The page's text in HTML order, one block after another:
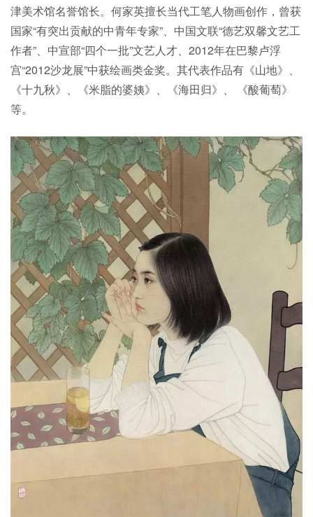
津美术馆名誉馆长。何家英擅长当代工笔人物画创作，曾获
国家“有突出贡献的中青年专家”、中国文联“德艺双馨文艺工
作者”、中宣部“四个一批”文艺人才、2012年在巴黎卢浮
宫“2012沙龙展”中获绘画类金奖。其代表作品有《山地》、
《十九秋》、《米脂的婆姨》、《海田归》、 《酸葡萄》
等。